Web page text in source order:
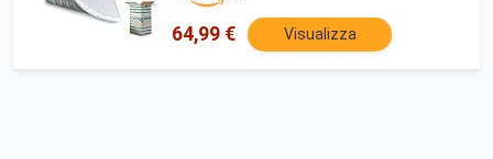
per Esercizi del Pavimento, Campeggio,
Yoga, Stretching, ABS, Pilates
64,99 € Visualizza